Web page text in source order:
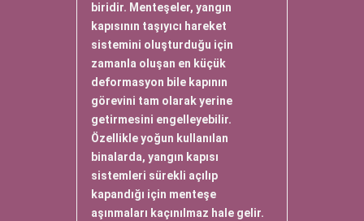
biridir. Menteşeler, yangın
kapısının taşıyıcı hareket
sistemini oluşturduğu için
zamanla oluşan en küçük
deformasyon bile kapının
görevini tam olarak yerine
getirmesini engelleyebilir.
Özellikle yoğun kullanılan
binalarda, yangın kapısı
sistemleri sürekli açılıp
kapandığı için menteşe
aşınmaları kaçınılmaz hale gelir.